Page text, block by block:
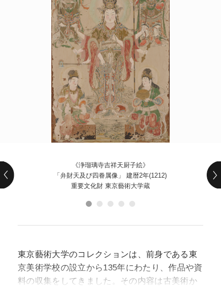
POLICY COMPANY
《浄瑠璃寺吉祥天厨子絵》
「弁財天及び四眷属像」 建暦2年(1212)
重要文化財 東京藝術大学蔵
東京藝術大学のコレクションは、前身である東
京美術学校の設立から135年にわたり、作品や資
料の収集をしてきました。その内容は古美術か